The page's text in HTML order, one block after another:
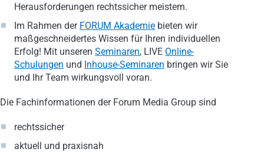
Herausforderungen rechtssicher meistern.
Im Rahmen der FORUM Akademie bieten wir
maßgeschneidertes Wissen für Ihren individuellen
Erfolg! Mit unseren Seminaren, LIVE Online-
Schulungen und Inhouse-Seminaren bringen wir Sie
und Ihr Team wirkungsvoll voran.
Die Fachinformationen der Forum Media Group sind
rechtssicher
aktuell und praxisnah